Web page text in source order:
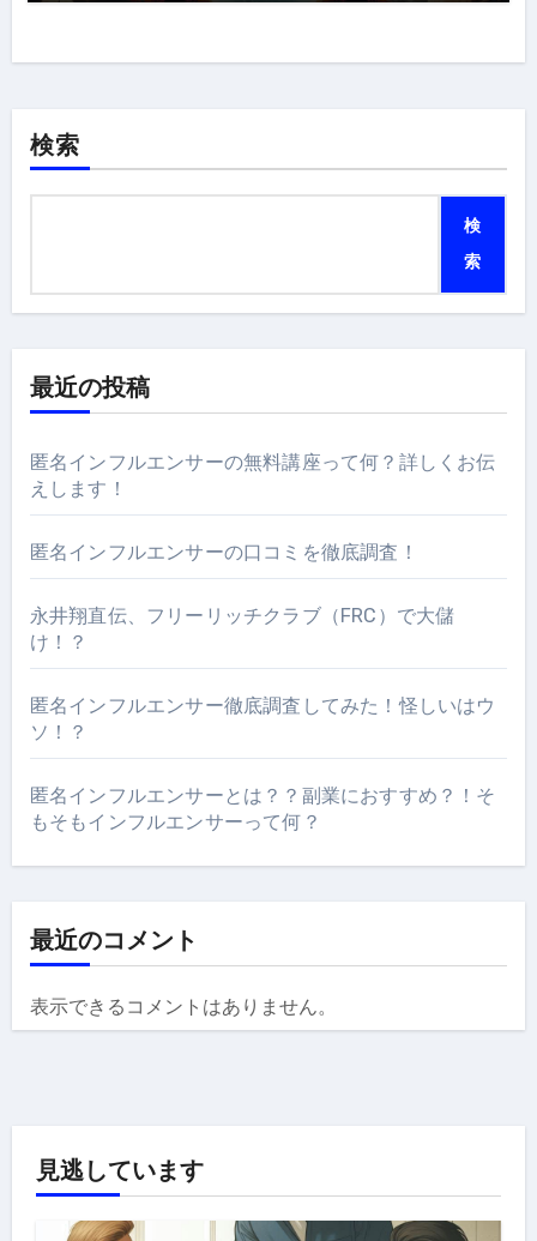
検索
検
索
最近の投稿
匿名インフルエンサーの無料講座って何？詳しくお伝
えします！
匿名インフルエンサーの口コミを徹底調査！
永井翔直伝、フリーリッチクラブ（FRC）で大儲
け！？
匿名インフルエンサー徹底調査してみた！怪しいはウ
ソ！？
匿名インフルエンサーとは？？副業におすすめ？！そ
もそもインフルエンサーって何？
最近のコメント
表示できるコメントはありません。
見逃しています